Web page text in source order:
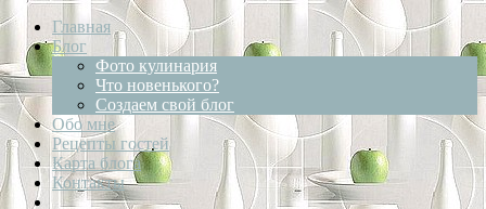
Главная
Блог
Фото кулинария
Что новенького?
Создаем свой блог
Обо мне
Рецепты гостей
Карта блога
Контакты